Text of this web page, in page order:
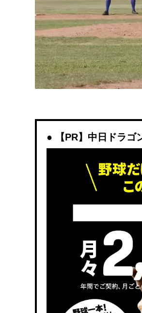
【PR】中日ドラ